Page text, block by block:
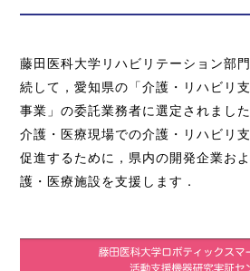
藤田医科大学リハビリテーション部
続して，愛知県の「介護・リハビリ
事業」の委託業務者に選定されました
介護・医療現場での介護・リハビリ
促進するために，県内の開発企業お
護・医療施設を支援します．